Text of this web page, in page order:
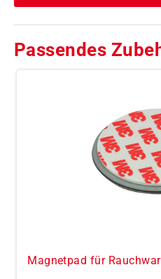
Passendes
Magnetpad für